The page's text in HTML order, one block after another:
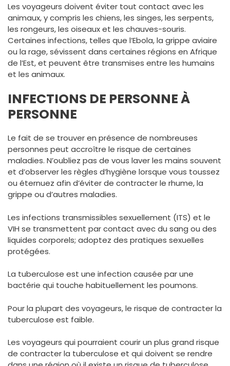
Les voyageurs doivent éviter tout contact avec les
animaux, y compris les chiens, les singes, les serpents,
les rongeurs, les oiseaux et les chauves-souris.
Certaines infections, telles que l’Ebola, la grippe aviaire
ou la rage, sévissent dans certaines régions en Afrique
de l’Est, et peuvent être transmises entre les humains
et les animaux.
INFECTIONS DE PERSONNE À
PERSONNE
Le fait de se trouver en présence de nombreuses
personnes peut accroître le risque de certaines
maladies. N’oubliez pas de vous laver les mains souvent
et d’observer les règles d’hygiène lorsque vous toussez
ou éternuez afin d’éviter de contracter le rhume, la
grippe ou d’autres maladies.
Les infections transmissibles sexuellement (ITS) et le
VIH se transmettent par contact avec du sang ou des
liquides corporels; adoptez des pratiques sexuelles
protégées.
La tuberculose est une infection causée par une
bactérie qui touche habituellement les poumons.
Pour la plupart des voyageurs, le risque de contracter la
tuberculose est faible.
Les voyageurs qui pourraient courir un plus grand risque
de contracter la tuberculose et qui doivent se rendre